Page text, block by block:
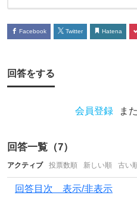
い
る
で
す
ア
ド
バ
Facebook Twitter Hatena
回答をする
会員登録 ま
回答一覧（7）
アクティブ 投票数順 新しい順 古い
回答目次 表示/非表示